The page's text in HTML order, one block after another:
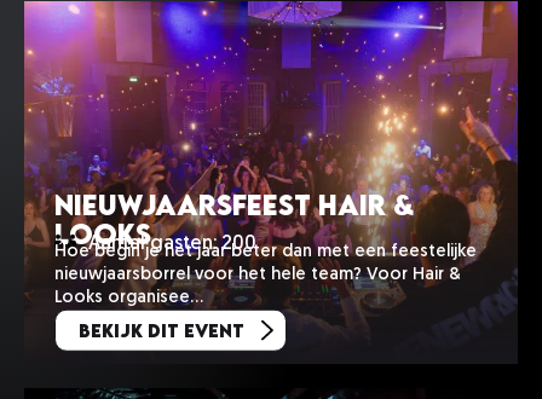
Nieuwjaarsfeest Hair &
Looks
Aantal gasten: 200
Hoe begin je het jaar beter dan met een feestelijke
nieuwjaarsborrel voor het hele team? Voor Hair &
Looks organisee…
Bekijk dit event